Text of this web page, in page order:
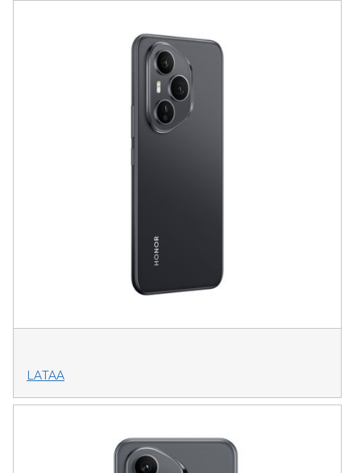
LATAA